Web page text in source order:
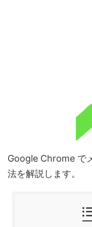
Google Chrome で
法を解説します。